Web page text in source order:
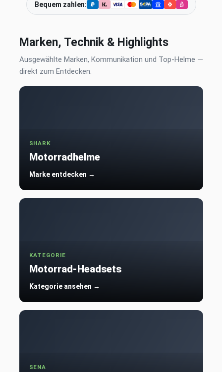
Bequem zahlen:
Marken, Technik & Highlights
Ausgewählte Marken, Kommunikation und Top-Helme —
direkt zum Entdecken.
SHARK
Motorradhelme
Marke entdecken →
KATEGORIE
Motorrad-Headsets
Kategorie ansehen →
SENA